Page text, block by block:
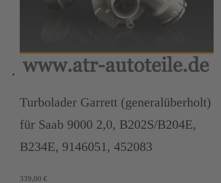
Turbolader Garrett (generalüberholt)
für Saab 9000 2,0, B202S/B204E,
B234E, 9146051, 452083
339,00 €